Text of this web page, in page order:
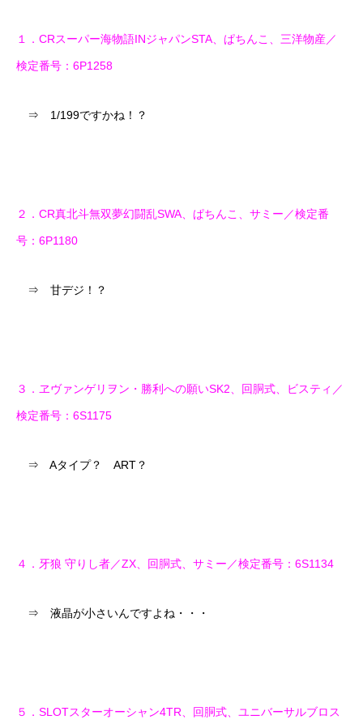
１．CRスーパー海物語INジャパンSTA、ぱちんこ、三洋物産／
検定番号：6P1258
⇒ 1/199ですかね！？
２．CR真北斗無双夢幻闘乱SWA、ぱちんこ、サミー／検定番
号：6P1180
⇒ 甘デジ！？
３．ヱヴァンゲリヲン・勝利への願いSK2、回胴式、ビスティ／
検定番号：6S1175
⇒ Aタイプ？ ART？
４．牙狼 守りし者／ZX、回胴式、サミー／検定番号：6S1134
⇒ 液晶が小さいんですよね・・・
５．SLOTスターオーシャン4TR、回胴式、ユニバーサルブロス